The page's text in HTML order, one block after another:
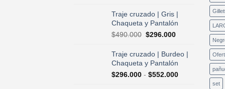
original
era:
$490.000.
actual
es:
Traje cruzado | Gris |
Chaqueta y Pantalón
$490.000 El
original
era:
$490.000.
$296.000El
actual
es:
Traje cruzado | Burdeo |
Chaqueta y Pantalón
$296.000 - $552.000Rango
set